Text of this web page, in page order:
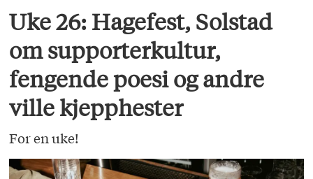
Uke 26: Hagefest, Solstad
om supporterkultur,
fengende poesi og andre
ville kjepphester
For en uke!